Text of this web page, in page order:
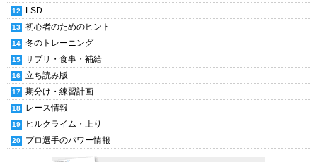
LSD
初心者のためのヒント
冬のトレーニング
サプリ・食事・補給
立ち読み版
期分け・練習計画
レース情報
ヒルクライム・上り
プロ選手のパワー情報